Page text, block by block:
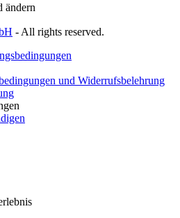
ändern
- All rights reserved.
und Widerrufsbelehrung